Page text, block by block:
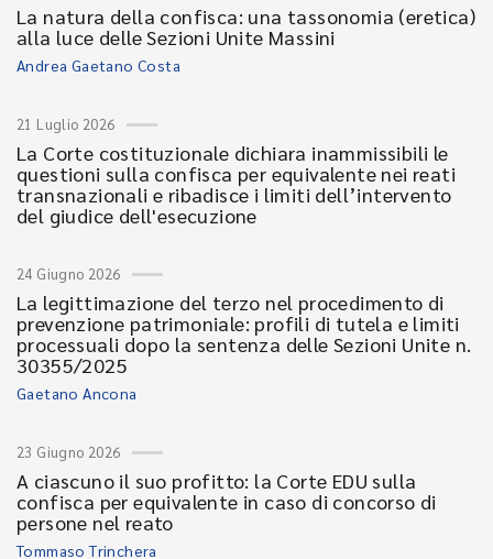
La natura della confisca: una tassonomia (eretica)
alla luce delle Sezioni Unite Massini
Andrea Gaetano Costa
21 Luglio 2026
La Corte costituzionale dichiara inammissibili le
questioni sulla confisca per equivalente nei reati
transnazionali e ribadisce i limiti dell’intervento
del giudice dell'esecuzione
24 Giugno 2026
La legittimazione del terzo nel procedimento di
prevenzione patrimoniale: profili di tutela e limiti
processuali dopo la sentenza delle Sezioni Unite n.
30355/2025
Gaetano Ancona
23 Giugno 2026
A ciascuno il suo profitto: la Corte EDU sulla
confisca per equivalente in caso di concorso di
persone nel reato
Tommaso Trinchera